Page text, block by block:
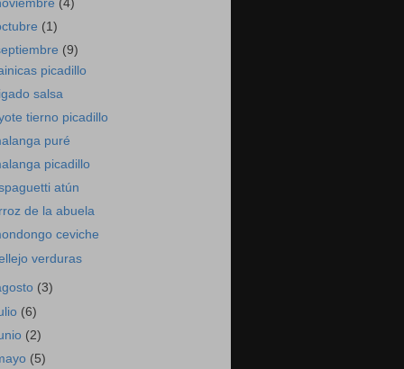
(4)
(1)
(9)
picadillo
salsa
tierno picadillo
puré
picadillo
atún
de la abuela
ceviche
verduras
(3)
(6)
(2)
(5)